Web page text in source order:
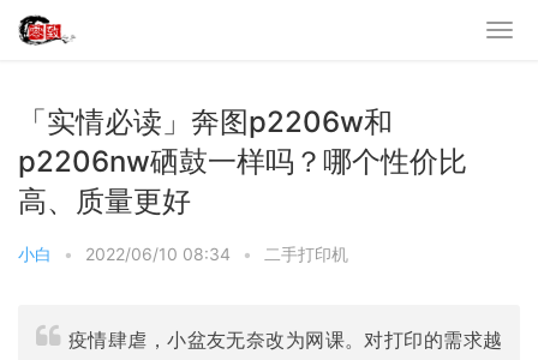
「实情必读」奔图p2206w和
p2206nw硒鼓一样吗？哪个性价比
高、质量更好
小白 • 2022/06/10 08:34 • 二手打印机
疫情肆虐，小盆友无奈改为网课。对打印的需求越